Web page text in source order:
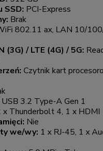
SSD: PCI-Express
Brak
802.11 ax, LAN 10/
(3G) / LTE (4G) / 5G:
Czytnik kart
3.2 Type-A Gen 1
x Thunderbolt 4, 1 x HDMI
Nie
we/wy: 1 x RJ-45, 1 x